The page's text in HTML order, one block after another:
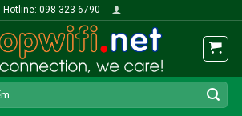
Hotline: 098 323 6790